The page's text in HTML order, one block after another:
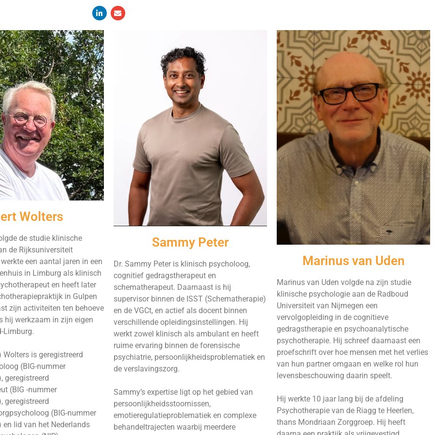
Wolters
de studie klinische
de Rijksuniversiteit
een aantal jaren in een
in Limburg als klinisch
en heeft later
in Gulpen
zijn activiteiten ten behoeve
hij werkzaam in zijn eigen
Limburg.
Wolters is geregistreerd
(BIG-nummer
geregistreerd
(BIG -nummer
geregistreerd
(BIG-nummer
lid van het Nederlands
Sammy Peter
Dr. Sammy Peter is klinisch psycholoog,
cognitief gedragstherapeut en
schematherapeut. Daarnaast is hij
supervisor binnen de ISST (Schematherapie)
en de VGCt, en actief als docent binnen
verschillende opleidingsinstellingen. Hij
werkt zowel klinisch als ambulant en heeft
ruime ervaring binnen de forensische
psychiatrie, persoonlijkheidsproblematiek en
de verslavingszorg.
Sammy’s expertise ligt op het gebied van
persoonlijkheidsstoornissen,
emotieregulatieproblematiek en complexe
behandeltrajecten waarbij meerdere
Marinus van Uden
Marinus van Uden volgde na zijn studie
klinische psychologie aan de Radboud
Universiteit van Nijmegen een
vervolgopleiding in de cognitieve
gedragstherapie en psychoanalytische
psychotherapie. Hij schreef daarnaast een
proefschrift over hoe mensen met het verlies
van hun partner omgaan en welke rol hun
levensbeschouwing daarin speelt.
Hij werkte 10 jaar lang bij de afdeling
Psychotherapie van de Riagg te Heerlen,
thans Mondriaan Zorggroep. Hij heeft